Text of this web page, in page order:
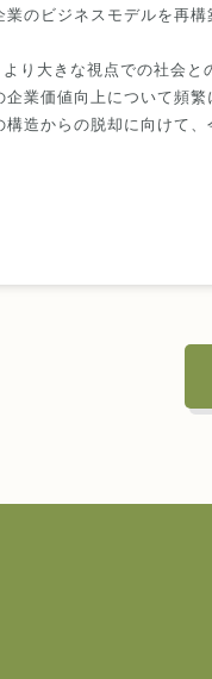
のビジネスモデルを再構
り大きな視点での社会と
業価値向上について頻
造からの脱却に向けて、